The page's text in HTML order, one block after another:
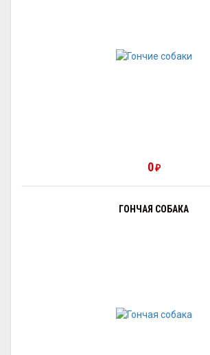
0₽
ГОНЧАЯ СОБАКА